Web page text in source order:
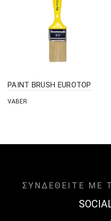
PAINT BRUSH EUROTOP
VABER
ΣΥΝΔΕΘΕΙΤΕ ΜΕ